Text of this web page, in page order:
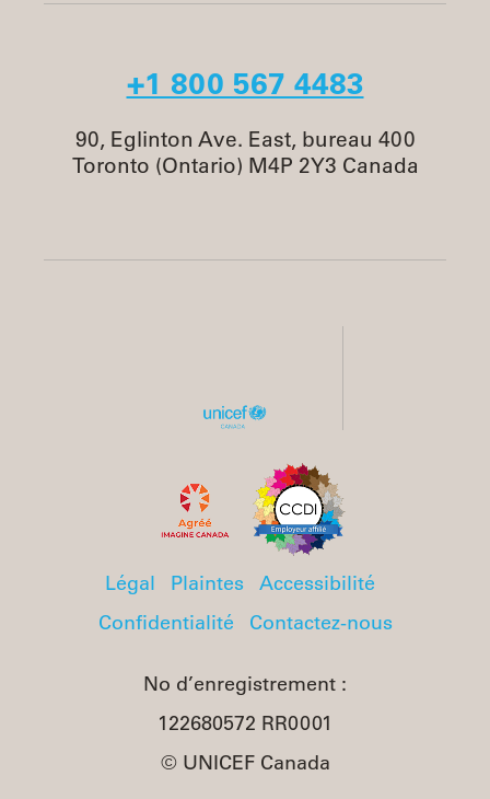
+1 800 567 4483
90, Eglinton Ave. East, bureau 400
Toronto (Ontario) M4P 2Y3 Canada
Légal Plaintes
Accessibilité
Confidentialité
Contactez-nous
No d’enregistrement :
122680572 RR0001
© UNICEF Canada